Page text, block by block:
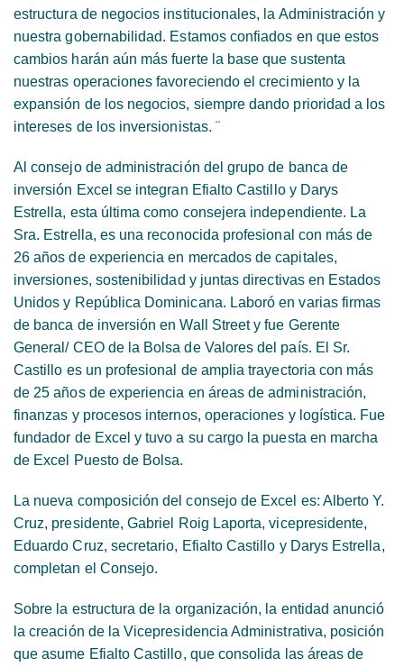
estructura de negocios institucionales, la Administración y
nuestra gobernabilidad. Estamos confiados en que estos
cambios harán aún más fuerte la base que sustenta
nuestras operaciones favoreciendo el crecimiento y la
expansión de los negocios, siempre dando prioridad a los
intereses de los inversionistas. ¨
Al consejo de administración del grupo de banca de
inversión Excel se integran Efialto Castillo y Darys
Estrella, esta última como consejera independiente. La
Sra. Estrella, es una reconocida profesional con más de
26 años de experiencia en mercados de capitales,
inversiones, sostenibilidad y juntas directivas en Estados
Unidos y República Dominicana. Laboró en varias firmas
de banca de inversión en Wall Street y fue Gerente
General/ CEO de la Bolsa de Valores del país. El Sr.
Castillo es un profesional de amplia trayectoria con más
de 25 años de experiencia en áreas de administración,
finanzas y procesos internos, operaciones y logística. Fue
fundador de Excel y tuvo a su cargo la puesta en marcha
de Excel Puesto de Bolsa.
La nueva composición del consejo de Excel es: Alberto Y.
Cruz, presidente, Gabriel Roig Laporta, vicepresidente,
Eduardo Cruz, secretario, Efialto Castillo y Darys Estrella,
completan el Consejo.
Sobre la estructura de la organización, la entidad anunció
la creación de la Vicepresidencia Administrativa, posición
que asume Efialto Castillo, que consolida las áreas de